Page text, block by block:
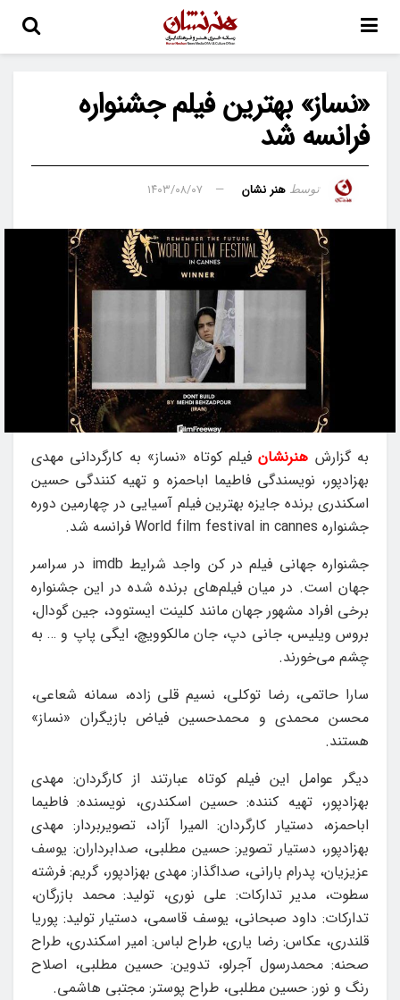
«نساز» بهترین فیلم جشنواره
فرانسه شد
توسط هنر نشان ۱۴۰۳/۰۸/۰۷
به گزارش هنرنشان فیلم کوتاه «نساز» به کارگردانی مهدی
بهزادپور، نویسندگی فاطیما اباحمزه و تهیه کنندگی حسین
اسکندری برنده جایزه بهترین فیلم آسیایی در چهارمین دوره
جشنواره World film festival in cannes فرانسه شد.
جشنواره جهانی فیلم در کن واجد شرایط imdb در سراسر
جهان است. در میان فیلم‌های برنده شده در این جشنواره
برخی افراد مشهور جهان مانند کلینت ایستوود، جین گودال،
بروس ویلیس، جانی دپ، جان مالکوویچ، ایگی پاپ و … به
چشم می‌خورند.
سارا حاتمی، رضا توکلی، نسیم قلی زاده، سمانه شعاعی،
محسن محمدی و محمدحسین فیاض بازیگران «نساز»
هستند.
دیگر عوامل این فیلم کوتاه عبارتند از کارگردان: مهدی
بهزادپور، تهیه کننده: حسین اسکندری، نویسنده: فاطیما
اباحمزه، دستیار کارگردان: المیرا آزاد، تصویربردار: مهدی
بهزادپور، دستیار تصویر: حسین مطلبی، صدابرداران: یوسف
عزیزیان، پدرام بارانی، صداگذار: مهدی بهزادپور، گریم: فرشته
سطوت، مدیر تدارکات: علی نوری، تولید: محمد بازرگان،
تدارکات: داود صبحانی، یوسف قاسمی، دستیار تولید: پوریا
قلندری، عکاس: رضا یاری، طراح لباس: امیر اسکندری، طراح
صحنه: محمدرسول آجرلو، تدوین: حسین مطلبی، اصلاح
رنگ و نور: حسین مطلبی، طراح پوستر: مجتبی هاشمی.